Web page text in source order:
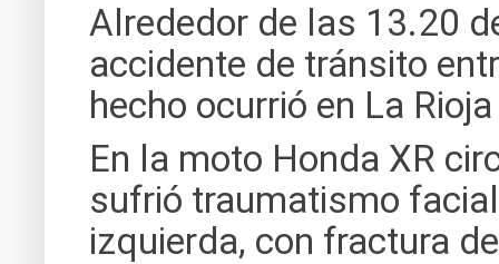
Alrededor de las 13.20
accidente de tránsito
hecho ocurrió en La
En la moto Honda XR
sufrió traumatismo
izquierda, con fractura